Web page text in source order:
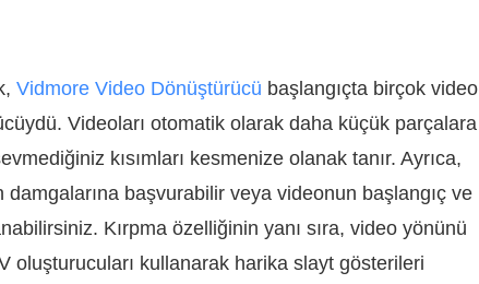
Vidmore Video Dönüştürücü başlangıçta birçok video
Videoları otomatik olarak daha küçük parçalara
kısımları kesmenize olanak tanır. Ayrıca,
başvurabilir veya videonun başlangıç ve
Kırpma özelliğinin yanı sıra, video yönünü
oluşturucuları kullanarak harika slayt gösterileri